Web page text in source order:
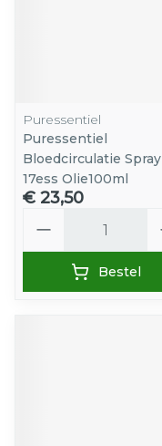
Puressentiel
Puressentiel
Bloedcirculatie Spray
17ess Olie100ml
€ 23,50
Bestel